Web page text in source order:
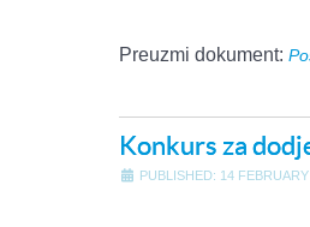
Preuzmi dokument:
Konkurs za
PUBLISHED: 14